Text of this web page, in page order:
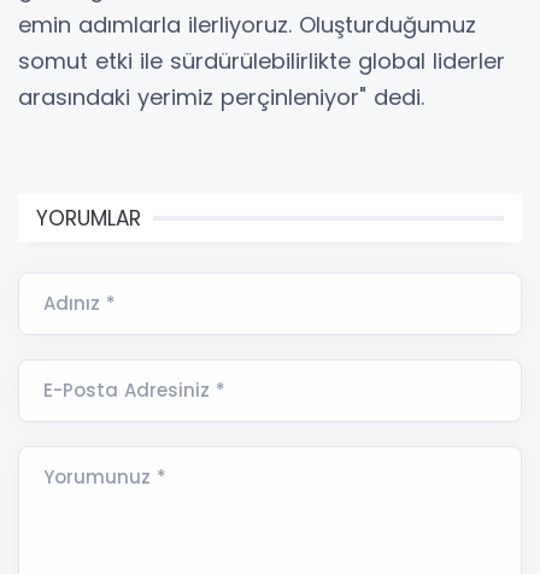
emin adımlarla ilerliyoruz. Oluşturduğumuz
somut etki ile sürdürülebilirlikte global liderler
arasındaki yerimiz perçinleniyor" dedi.
YORUMLAR
Adınız *
E-Posta Adresiniz *
Yorumunuz *